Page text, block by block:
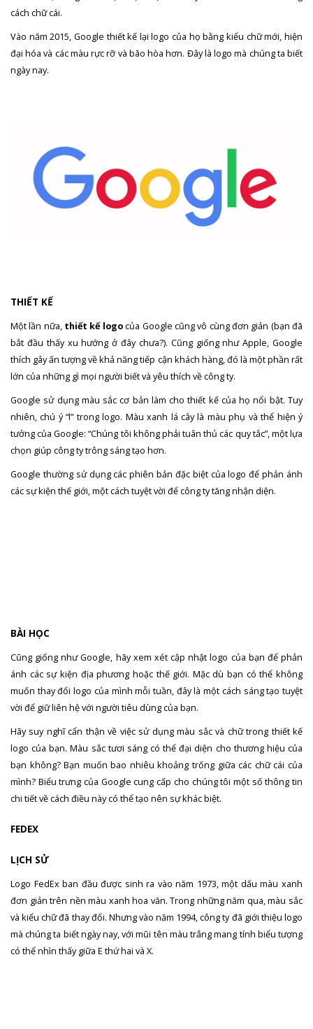
cách chữ cái.
Vào năm 2015, Google thiết kế lại logo của họ bằng kiểu chữ mới, hiện
đại hóa và các màu rực rỡ và bão hòa hơn. Đây là logo mà chúng ta biết
ngày nay.
THIẾT KẾ
Một lần nữa, thiết kế logocủa Google cũng vô cùng đơn giản (bạn đã
bắt đầu thấy xu hướng ở đây chưa?). Cũng giống như Apple, Google
thích gây ấn tượng về khả năng tiếp cận khách hàng, đó là một phần rất
lớn của những gì mọi người biết và yêu thích về công ty.
Google sử dụng màu sắc cơ bản làm cho thiết kế của họ nổi bật. Tuy
nhiên, chú ý “l” trong logo. Màu xanh lá cây là màu phụ và thể hiện ý
tưởng của Google: “Chúng tôi không phải tuân thủ các quy tắc”, một lựa
chọn giúp công ty trông sáng tạo hơn.
Google thường sử dụng các phiên bản đặc biệt của logo để phản ánh
các sự kiện thế giới, một cách tuyệt vời để công ty tăng nhận diện.
BÀI HỌC
Cũng giống như Google, hãy xem xét cập nhật logo của bạn để phản
ánh các sự kiện địa phương hoặc thế giới. Mặc dù bạn có thể không
muốn thay đổi logo của mình mỗi tuần, đây là một cách sáng tạo tuyệt
vời để giữ liên hệ với người tiêu dùng của bạn.
Hãy suy nghĩ cẩn thận về việc sử dụng màu sắc và chữ trong thiết kế
logo của bạn. Màu sắc tươi sáng có thể đại diện cho thương hiệu của
bạn không? Bạn muốn bao nhiêu khoảng trống giữa các chữ cái của
mình? Biểu trưng của Google cung cấp cho chúng tôi một số thông tin
chi tiết về cách điều này có thể tạo nên sự khác biệt.
FEDEX
LỊCH SỬ
Logo FedEx ban đầu được sinh ra vào năm 1973, một dấu màu xanh
đơn giản trên nền màu xanh hoa văn. Trong những năm qua, màu sắc
và kiểu chữ đã thay đổi. Nhưng vào năm 1994, công ty đã giới thiệu logo
mà chúng ta biết ngày nay, với mũi tên màu trắng mang tính biểu tượng
có thể nhìn thấy giữa E thứ hai và X.